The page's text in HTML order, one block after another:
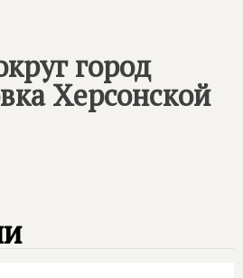
город
Херсонской